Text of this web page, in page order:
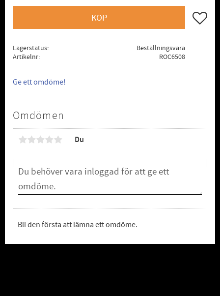
KÖP Lägg
Lagerstatus
Beställningsvara
Artikelnr
ROC6508
Ge ett omdöme!
Omdömen
Du
Bli den första att lämna ett omdöme.